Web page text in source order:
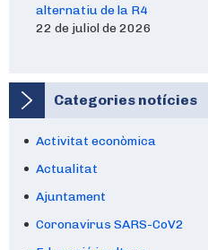
alternatiu de la R4
22 de juliol de 2026
Categories notícies
Activitat econòmica
Actualitat
Ajuntament
Coronavirus SARS-CoV2